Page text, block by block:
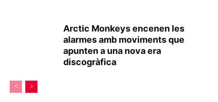
Arctic Monkeys encenen les
alarmes amb moviments que
apunten a una nova era
discogràfica